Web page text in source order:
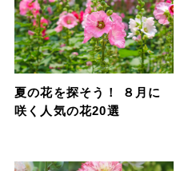
夏の花を探そう！ ８月に
咲く人気の花20選